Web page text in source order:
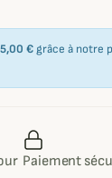
5,00 € grâce à notre
Paiement